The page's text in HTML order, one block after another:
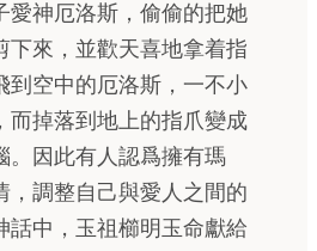
愛神厄洛斯，偷偷的把她
下來，並歡天喜地拿着指
到空中的厄洛斯，一不小
而掉落到地上的指爪變成
。因此有人認爲擁有瑪
，調整自己與愛人之間的
話中，玉祖櫛明玉命獻給